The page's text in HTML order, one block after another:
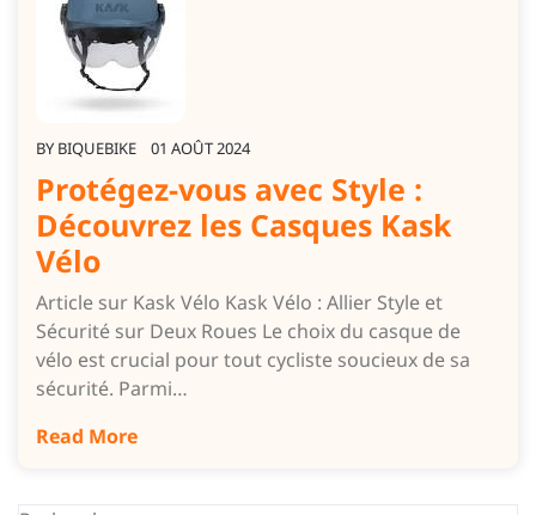
BY BIQUEBIKE 01 AOÛT 2024
Protégez-vous avec Style :
Découvrez les Casques Kask
Vélo
Article sur Kask Vélo Kask Vélo : Allier Style et
Sécurité sur Deux Roues Le choix du casque de
vélo est crucial pour tout cycliste soucieux de sa
sécurité. Parmi…
Read More